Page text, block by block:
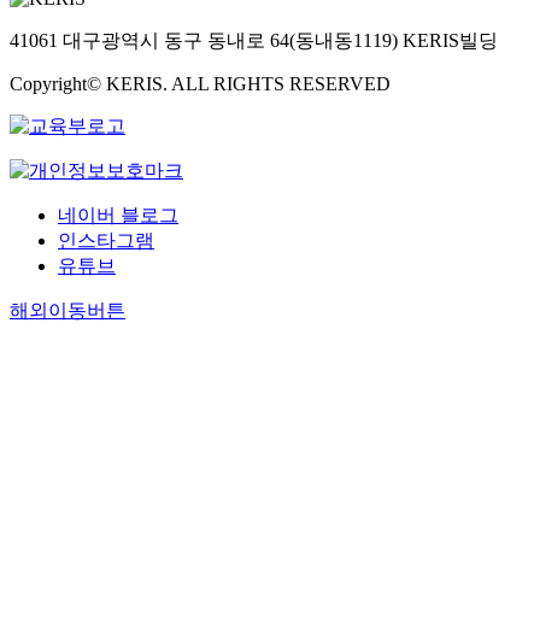
41061 대구광역시 동구 동내로 64(동내동1119) KERIS빌딩
Copyright© KERIS. ALL RIGHTS RESERVED
네이버 블로그
인스타그램
유튜브
해외이동버튼